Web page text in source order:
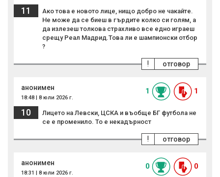
11
Ако това е новото лице, нищо добро не чакайте.
Не може да се биеш в гърдите колко си голям, а
да излезеш толкова страхливо все едно играеш
срещу Реал Мадрид.Това ли е шампионски отбор
?
отговор
!
анонимен
18:48 | 8 юли 2026 г.
1 1
10
Лицето на Левски, ЦСКА и въобще БГ футбола не
се е променило. То е некадърност
отговор
!
анонимен
18:31 | 8 юли 2026 г.
0 0